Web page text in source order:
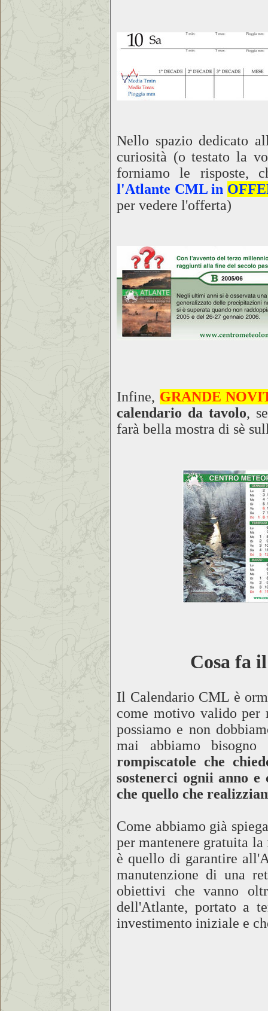
Nello spazio dedicato
curiosità (o testato la
forniamo le risposte,
l'Atlante CML in
per vedere l'offerta)
Infine, GRANDE
calendario da tavolo,
farà bella mostra di sè
Cosa fa
Il Calendario CML è
come motivo valido per
possiamo e non
mai abbiamo
rompiscatole che
sostenerci ognii anno
che quello che
Come abbiamo già
per mantenere gratuita
è quello di garantire
manutenzione di una
obiettivi che vanno
dell'Atlante, portato a
investimento iniziale e